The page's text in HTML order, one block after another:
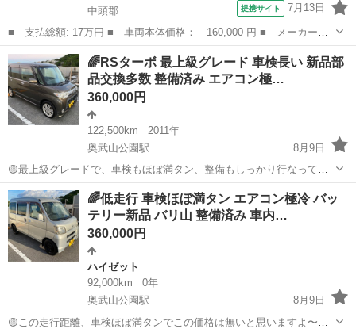
中頭郡
提携サイト 7月13日
■ 支払総額: 17万円 ■ 車両本体価格： 160,000 円 ■ メーカー
名： ダイハツ ■ 車種名： タント ■ グレード名： Ｘスペシャ
ル ■ 排気量： 660cc ■ ドア枚数： 5D ■ ミッション： AT ■...
沖縄 中頭郡 タント
🌈RSターボ 最上級グレード 車検長い 新品部
品交換多数 整備済み エアコン極…
360,000円
122,500km
2011年
奥武山公園駅
8月9日
🟡最上級グレードで、車検もほぼ満タン、整備もしっかり行なってい
ますのでお買得ですよ〜 【お問合せについて】 ・掲載している限り取
引可能ですので、取引可能ですか？の質問は不要です ・初回問合せ時
に、現車確認希望日時をご連絡頂...
沖縄 豊見城市 奥武山公園駅 ダイハツ
🌈低走行 車検ほぼ満タン エアコン極冷 バッ
テリー新品 バリ山 整備済み 車内…
360,000円
ハイゼット
92,000km
0年
奥武山公園駅
8月9日
🟡この走行距離、車検ほぼ満タンでこの価格は無いと思いますよ〜お